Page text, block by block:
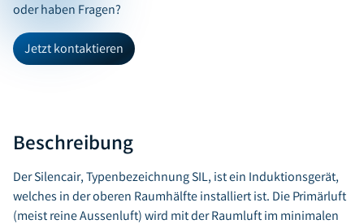
oder haben Fragen?
Jetzt kontaktieren
Beschreibung
Der Silencair, Typenbezeichnung SIL, ist ein Induktionsgerät,
welches in der oberen Raumhälfte installiert ist. Die Primärluft
(meist reine Aussenluft) wird mit der Raumluft im minimalen